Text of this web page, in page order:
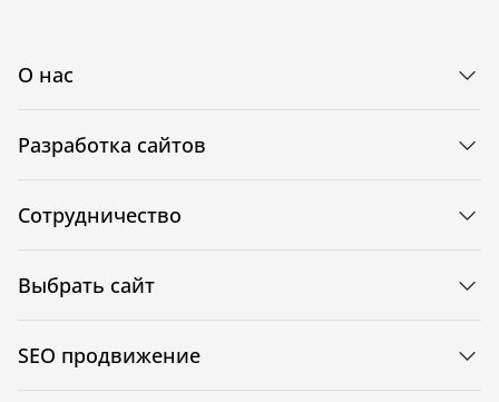
О нас
Разработка сайтов
Сотрудничество
Выбрать сайт
SEO продвижение